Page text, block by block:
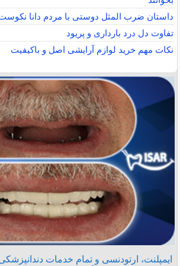
داستان ضرب المثل دوستی با مردم دانا
تفاوت دل درد بارداری و پریود
نکات مهم خرید لوازم آرایشی اصل و باکیفیت
ایمپلنت، ارتودنسی و تمام خدمات